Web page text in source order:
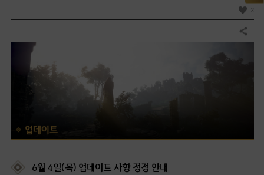
2
공유하기
6월 4일(목) 업데이트 사항 정정 안내